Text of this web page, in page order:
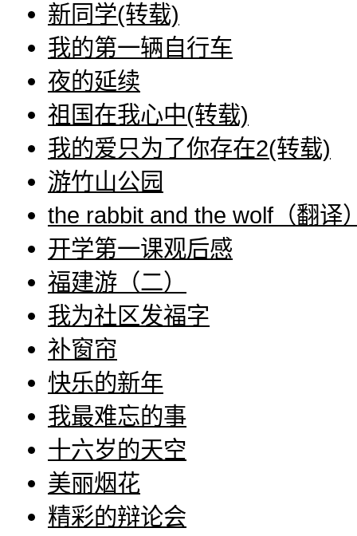
新同学(转载)
我的第一辆自行车
夜的延续
祖国在我心中(转载)
我的爱只为了你存在2(转载)
游竹山公园
the rabbit and the wolf（翻译
开学第一课观后感
福建游（二）
我为社区发福字
补窗帘
快乐的新年
我最难忘的事
十六岁的天空
美丽烟花
精彩的辩论会